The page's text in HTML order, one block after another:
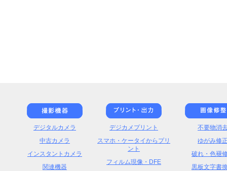
デジタルカメラ
中古カメラ
インスタントカメラ
関連機器
デジカメプリント
スマホ・ケータイからプリ
ント
フィルム現像・DFE
不要物消
ゆがみ修
破れ・色褪
黒板文字書